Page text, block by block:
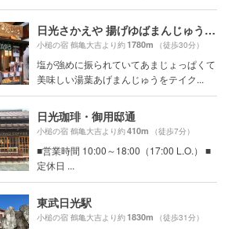
日光さかえや 揚げゆばまんじゅう本舗
小槌の宿 鶴亀大吉より約1780m （徒歩30分）
塩が強めに振られていてあまじょっぱくて
美味しい湯葉あげまんじゅうをテイク...
日光珈琲・御用邸通
小槌の宿 鶴亀大吉より約410m （徒歩7分）
■営業時間 10:00～18:00（17:00 L.O.） ■
定休日 ...
東武日光駅
小槌の宿 鶴亀大吉より約1830m （徒歩31分）